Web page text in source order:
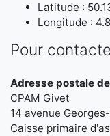
Latitude :
Longitude :
Pour
Adresse postale
CPAM Givet
14 avenue
Caisse primaire